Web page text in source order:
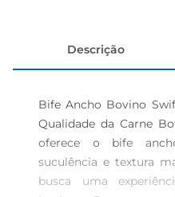
Descrição
Bife Ancho Bovino
Qualidade da Carne
oferece o bife
suculência e textura
busca uma